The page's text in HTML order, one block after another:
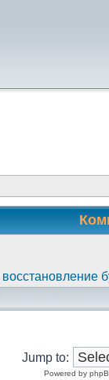
восстановление
Jump to:
Powered by